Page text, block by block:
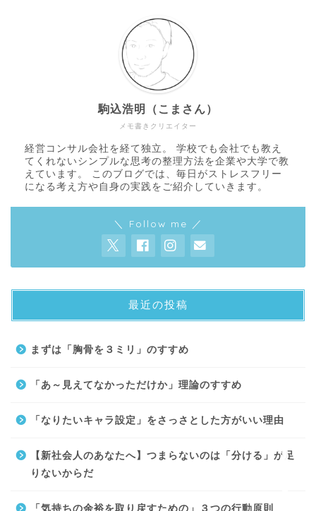
メモ書きクリエイター
駒込浩明（こまさん）
経営コンサル会社を経て独立。 学校でも会社でも教え
てくれないシンプルな思考の整理方法を企業や大学で教
えています。 このブログでは、毎日がストレスフリー
になる考え方や自身の実践をご紹介していきます。
＼ Follow me ／
最近の投稿
まずは「胸骨を３ミリ」のすすめ
「あ～見えてなかっただけか」理論のすすめ
「なりたいキャラ設定」をさっさとした方がいい理由
【新社会人のあなたへ】つまらないのは「分ける」が足
りないからだ
「気持ちの余裕を取り戻すための」３つの行動原則
サイトマップ
プライバシーポリシー